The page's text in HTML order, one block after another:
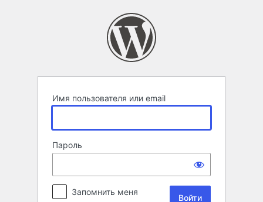
Имя пользователя или email
Пароль
Запомнить меня